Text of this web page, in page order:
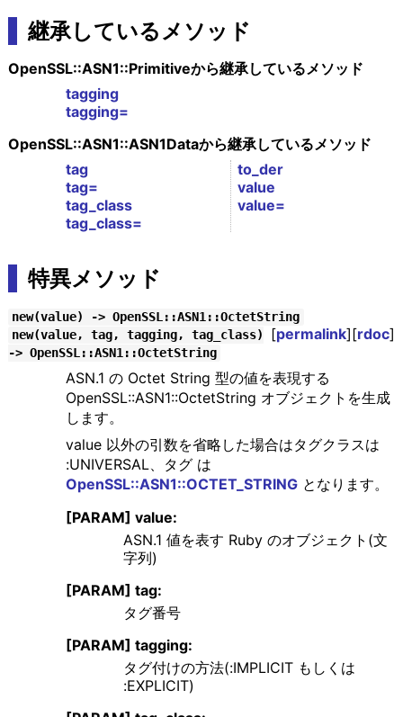
継承しているメソッド
OpenSSL::ASN1::Primitiveから継承しているメソッド
tagging
tagging=
OpenSSL::ASN1::ASN1Dataから継承しているメソッド
tag
tag=
tag_class
tag_class=
to_der
value
value=
特異メソッド
new(value) -> OpenSSL::ASN1::OctetString
[permalink][rdoc]
new(value, tag, tagging, tag_class)
-> OpenSSL::ASN1::OctetString
ASN.1 の Octet String 型の値を表現する
OpenSSL::ASN1::OctetString オブジェクトを生成
します。
value 以外の引数を省略した場合はタグクラスは
:UNIVERSAL、タグ は
OpenSSL::ASN1::OCTET_STRINGとなります。
[PARAM] value:
ASN.1 値を表す Ruby のオブジェクト(文
字列)
[PARAM] tag:
タグ番号
[PARAM] tagging:
タグ付けの方法(:IMPLICIT もしくは
:EXPLICIT)